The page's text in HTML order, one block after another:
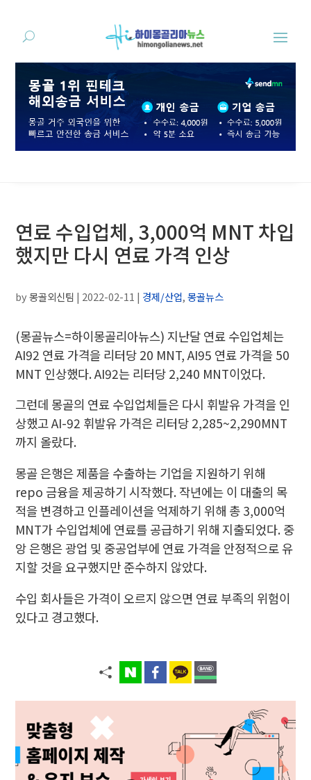
연료 수입업체, 3,000억 MNT 차입
했지만 다시 연료 가격 인상
by몽골외신팀 | 2022-02-11 | 경제/산업,몽골뉴스
(몽골뉴스=하이몽골리아뉴스) 지난달 연료 수입업체는
AI92 연료 가격을 리터당 20 MNT, AI95 연료 가격을 50
MNT 인상했다. AI92는 리터당 2,240 MNT이었다.
그런데 몽골의 연료 수입업체들은 다시 휘발유 가격을 인
상했고 AI-92 휘발유 가격은 리터당 2,285~2,290MNT
까지 올랐다.
몽골 은행은 제품을 수출하는 기업을 지원하기 위해
repo 금융을 제공하기 시작했다. 작년에는 이 대출의 목
적을 변경하고 인플레이션을 억제하기 위해 총 3,000억
MNT가 수입업체에 연료를 공급하기 위해 지출되었다. 중
앙 은행은 광업 및 중공업부에 연료 가격을 안정적으로 유
지할 것을 요구했지만 준수하지 않았다.
수입 회사들은 가격이 오르지 않으면 연료 부족의 위험이
있다고 경고했다.